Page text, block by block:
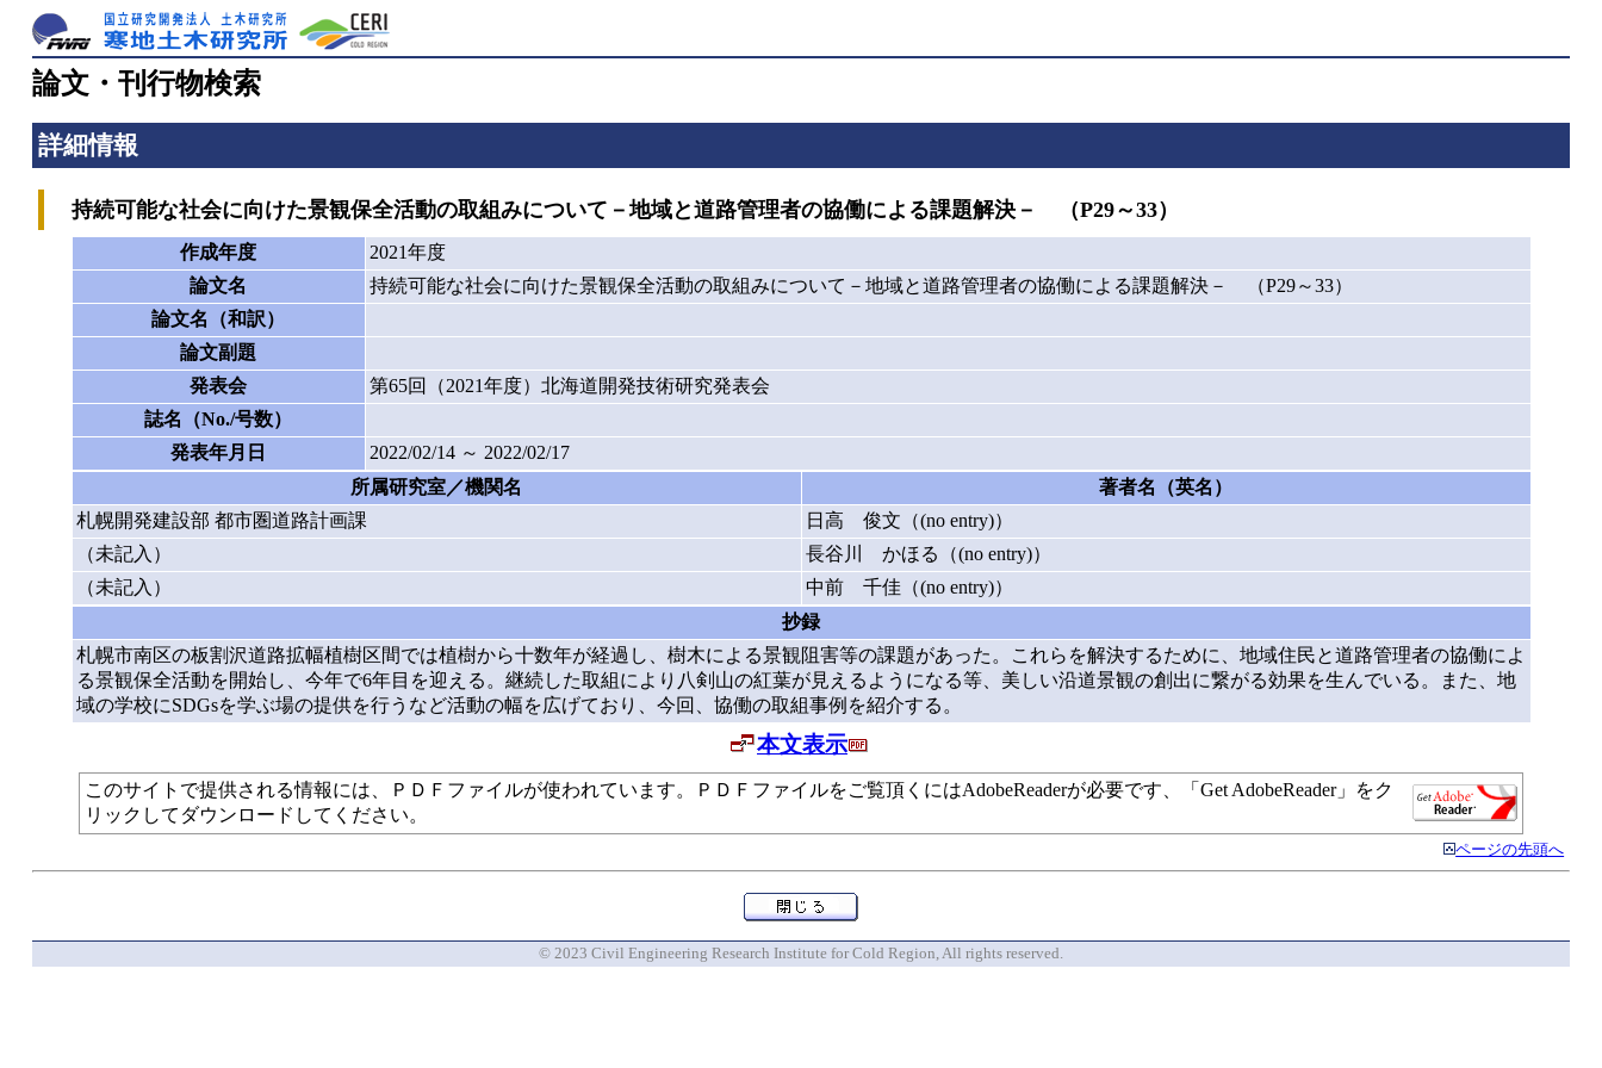
論文・刊行物検索
詳細情報
持続可能な社会に向けた景観保全活動の取組みについて－地域と道路管理者の協働による課題解決－ （P29～33）
作成年度
2021年度
論文名
持続可能な社会に向けた景観保全活動の取組みについて－地域と道路管理者の協働による課題解決－ （P29～33）
論文名（和訳）
論文副題
発表会
第65回（2021年度）北海道開発技術研究発表会
誌名（No./号数）
発表年月日
2022/02/14 ～ 2022/02/17
所属研究室／機関名
著者名（英名）
札幌開発建設部 都市圏道路計画課
日高 俊文（(no entry)）
（未記入）
長谷川 かほる（(no entry)）
（未記入）
中前 千佳（(no entry)）
抄録
札幌市南区の板割沢道路拡幅植樹区間では植樹から十数年が経過し、樹木による景観阻害等の課題があった。これらを解決するために、地域住民と道路管理者の協働によ
る景観保全活動を開始し、今年で6年目を迎える。継続した取組により八剣山の紅葉が見えるようになる等、美しい沿道景観の創出に繋がる効果を生んでいる。また、地
域の学校にSDGsを学ぶ場の提供を行うなど活動の幅を広げており、今回、協働の取組事例を紹介する。
本文表示
このサイトで提供される情報には、ＰＤＦファイルが使われています。ＰＤＦファイルをご覧頂くにはAdobeReaderが必要です、「Get AdobeReader」をク
リックしてダウンロードしてください。
ページの先頭へ
© 2023 Civil Engineering Research Institute for Cold Region, All rights reserved.